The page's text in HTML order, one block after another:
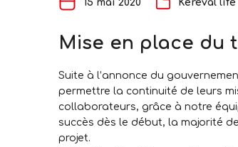
15 mai 2020 Kereval life
Mise en place du
Suite à l’annonce du
permettre la continuité de leurs
collaborateurs, grâce à notre
succès dès le début, la majorité
projet.